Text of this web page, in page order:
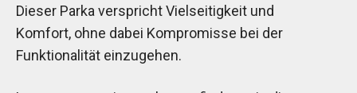
Dieser Parka verspricht Vielseitigkeit und
Komfort, ohne dabei Kompromisse bei der
Funktionalität einzugehen.